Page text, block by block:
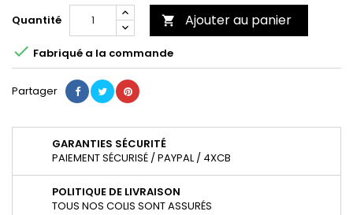
Quantité  Ajouter au panier
 Fabriqué a la commande
Partager
GARANTIES SÉCURITÉ
PAIEMENT SÉCURISÉ / PAYPAL / 4XCB
POLITIQUE DE LIVRAISON
TOUS NOS COLIS SONT ASSURÉS